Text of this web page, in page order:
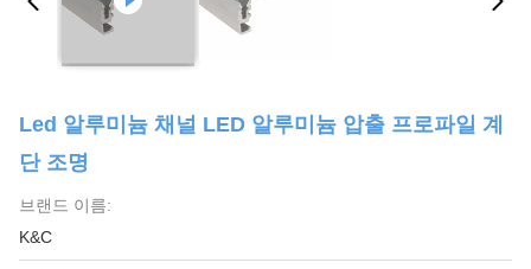
Led 알루미늄 채널 LED 알루미늄 압출 프로파일 계
단 조명
브랜드 이름:
K&C